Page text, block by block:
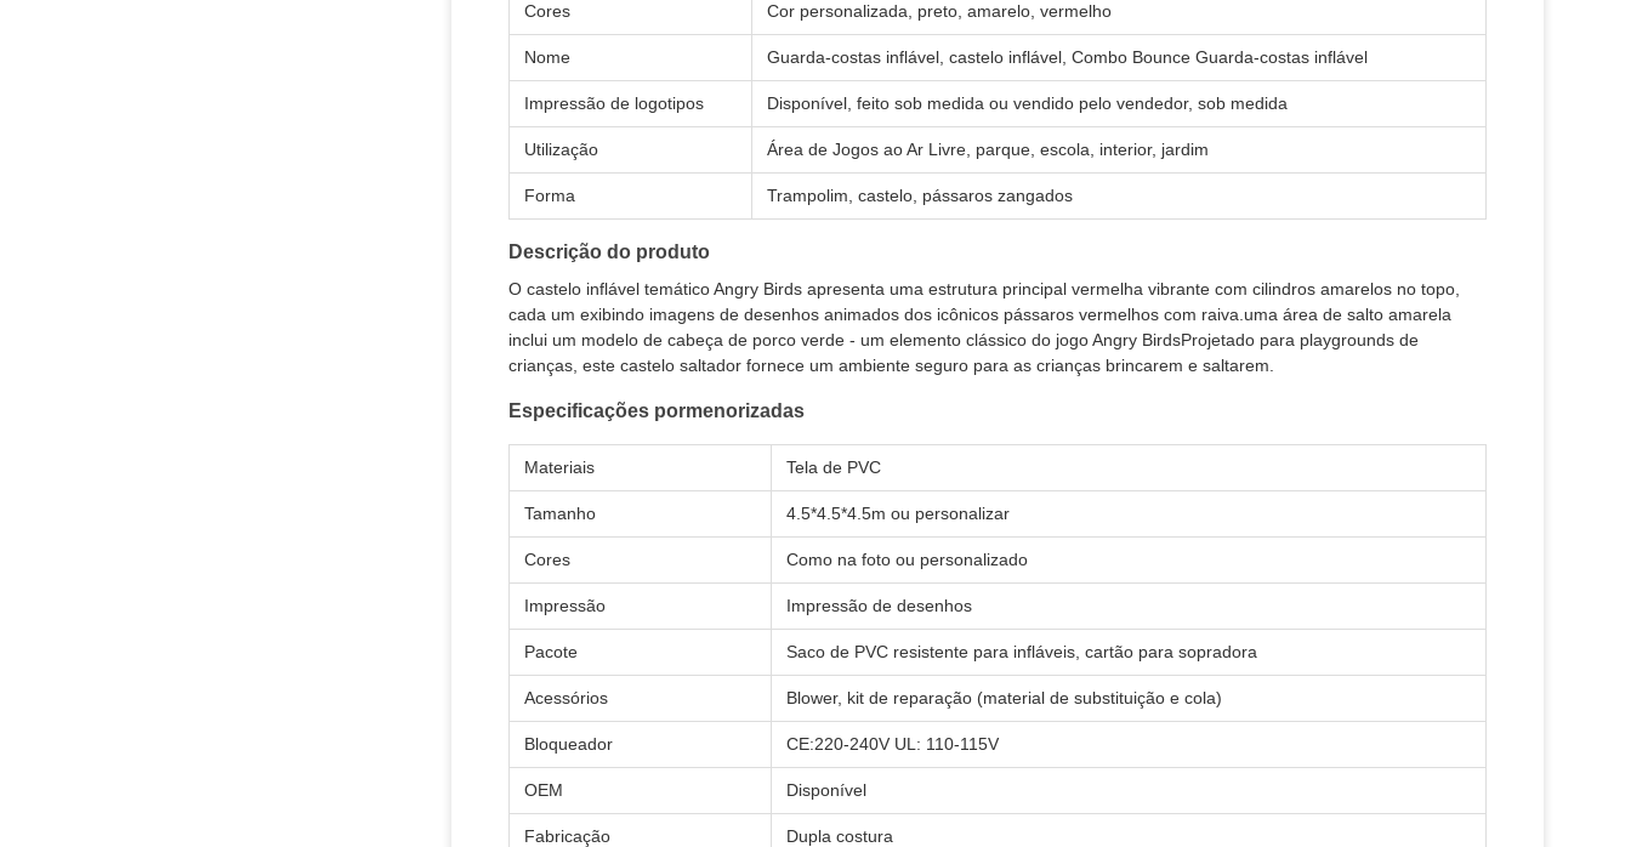
Cores Cor personalizada, preto, amarelo, vermelho
Nome Guarda-costas inflável, castelo inflável, Combo Bounce Guarda-costas inflável
Impressão de logotipos Disponível, feito sob medida ou vendido pelo vendedor, sob medida
Utilização Área de Jogos ao Ar Livre, parque, escola, interior, jardim
Forma Trampolim, castelo, pássaros zangados
Descrição do produto
O castelo inflável temático Angry Birds apresenta uma estrutura principal vermelha vibrante com cilindros amarelos no topo,
cada um exibindo imagens de desenhos animados dos icônicos pássaros vermelhos com raiva.uma área de salto amarela
inclui um modelo de cabeça de porco verde - um elemento clássico do jogo Angry BirdsProjetado para playgrounds de
crianças, este castelo saltador fornece um ambiente seguro para as crianças brincarem e saltarem.
Especificações pormenorizadas
Materiais Tela de PVC
Tamanho 4.5*4.5*4.5m ou personalizar
Cores Como na foto ou personalizado
Impressão Impressão de desenhos
Pacote Saco de PVC resistente para infláveis, cartão para sopradora
Acessórios Blower, kit de reparação (material de substituição e cola)
Bloqueador CE:220-240V UL: 110-115V
OEM Disponível
Fabricação Dupla costura